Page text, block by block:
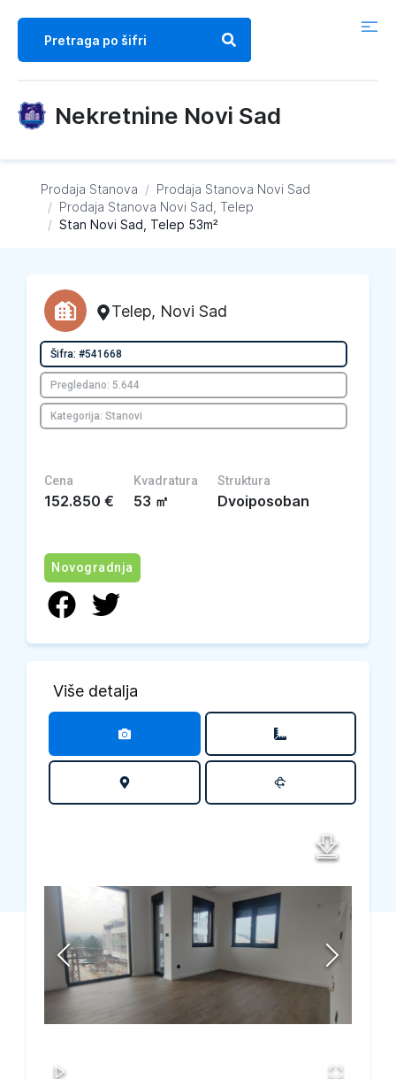
Nekretnine Novi Sad
Prodaja Stanova / Prodaja Stanova Novi Sad
/ Prodaja Stanova Novi Sad, Telep
/ Stan Novi Sad, Telep 53m²
Telep, Novi Sad
Šifra: #541668
Pregledano: 5.644
Kategorija: Stanovi
Cena
152.850 €
Kvadratura
53 ㎡
Struktura
Dvoiposoban
Novogradnja
Više detalja